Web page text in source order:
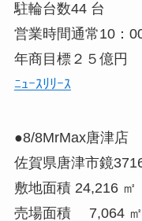
駐輪台数44 台
営業時間通常10：
年商目標２５億円
ﾆｭｰｽﾘﾘｰｽ
●8/8MrMax唐津店
佐賀県唐津市鏡
敷地面積 24,216 ㎡
売場面積 7,064 ㎡